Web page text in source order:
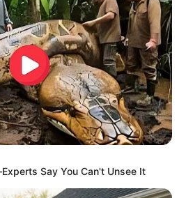
Baper
Ini Bikin
Say You Can't Unsee It